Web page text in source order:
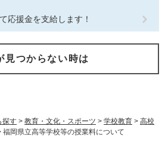
探す > 教育・文化・スポーツ > 学校教育 > 高校
福岡県立高等学校等の授業料について
応援金を支給します！
見つからない時は